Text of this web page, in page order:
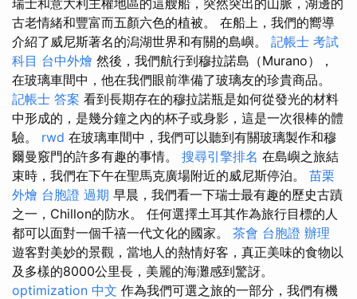
瑞士和意大利主權地區的這艘船，突然突出的山脈，湖邊的
古老情緒和豐富而五顏六色的植被。 在船上，我們的嚮導
介紹了威尼斯著名的潟湖世界和有關的島嶼。 記帳士 考試
科目 台中外燴 然後，我們航行到穆拉諾島（Murano），
在玻璃車間中，他在我們眼前準備了玻璃友的珍貴商品。
記帳士 答案 看到長期存在的穆拉諾瓶是如何從發光的材料
中形成的，是幾分鐘之內的杯子或身影，這是一次很棒的體
驗。 rwd 在玻璃車間中，我們可以聽到有關玻璃製作和穆
爾曼竅門的許多有趣的事情。 搜尋引擎排名 在島嶼之旅結
束時，我們在下午在聖馬克廣場附近的威尼斯停泊。 苗栗
外燴 台胞證 過期 早晨，我們看一下瑞士最有趣的歷史古蹟
之一，Chillon的防水。 任何選擇土耳其作為旅行目標的人
都可以面對一個千禧一代文化的國家。 茶會 台胞證 辦理
遊客對美妙的景觀，當地人的熱情好客，真正美味的食物以
及多樣的8000公里長，美麗的海灘感到驚訝。
optimization 中文 作為我們可選之旅的一部分，我們有機